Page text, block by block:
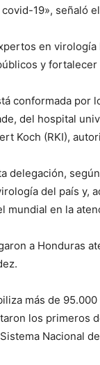
19», señaló
en
y
conformada por
del hospital
Koch (RKI),
delegación,
del país y,
mundial en la
a Honduras
más de
los primeros
Nacional